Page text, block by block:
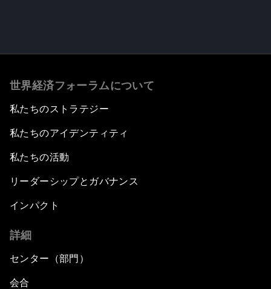
世界経済フォーラムについて
私たちのストラテジー
私たちのアイデンティティ
私たちの活動
リーダーシップとガバナンス
インパクト
詳細
センター（部門）
会合